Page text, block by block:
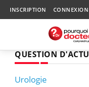
INSCRIPTION CONNEXION
QUESTION D'ACTU
Urologie